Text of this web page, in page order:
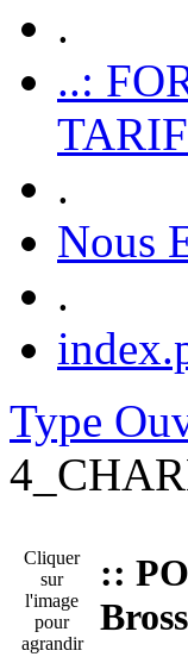
.
..:
.
Nous
.
Type
Cliquer
sur
l'image
pour
agrandir
::